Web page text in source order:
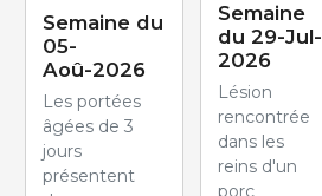
Semaine du
05-
Aoû-2026
Les portées
âgées de 3
jours
présentent
Semaine
du 29-Jul-
2026
Lésion
rencontrée
dans les
reins d'un
porc